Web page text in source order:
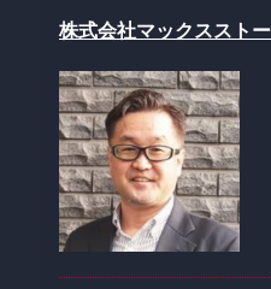
株式会社マックススト